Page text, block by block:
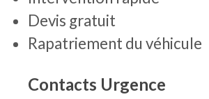
Devis gratuit
Rapatriement du véhicule
Contacts Urgence